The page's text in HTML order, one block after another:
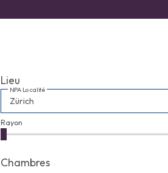
Lieu
NPA Localité
Rayon
Chambres